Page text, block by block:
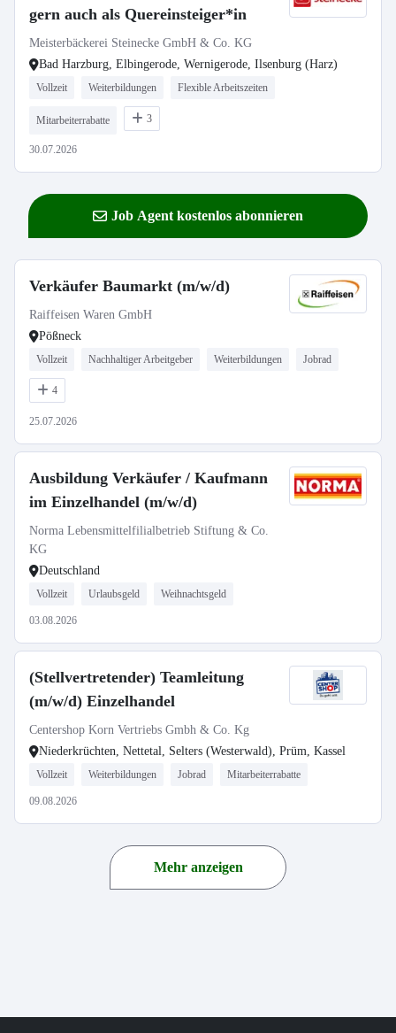
gern auch als Quereinsteiger*in
Meisterbäckerei Steinecke GmbH & Co. KG
Bad Harzburg, Elbingerode, Wernigerode, Ilsenburg (Harz)
Vollzeit Weiterbildungen Flexible Arbeitszeiten
Mitarbeiterrabatte 3
30.07.2026
Job Agent kostenlos abonnieren
Verkäufer Baumarkt (m/w/d)
Raiffeisen Waren GmbH
Pößneck
Vollzeit Nachhaltiger Arbeitgeber Weiterbildungen Jobrad
4
25.07.2026
Ausbildung Verkäufer / Kaufmann
im Einzelhandel (m/w/d)
Norma Lebensmittelfilialbetrieb Stiftung & Co.
KG
Deutschland
Vollzeit Urlaubsgeld Weihnachtsgeld
03.08.2026
(Stellvertretender) Teamleitung
(m/w/d) Einzelhandel
Centershop Korn Vertriebs Gmbh & Co. Kg
Niederkrüchten, Nettetal, Selters (Westerwald), Prüm, Kassel
Vollzeit Weiterbildungen Jobrad Mitarbeiterrabatte
09.08.2026
Mehr anzeigen